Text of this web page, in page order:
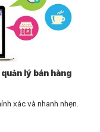
lý bán hàng
xác và nhanh nhẹn.